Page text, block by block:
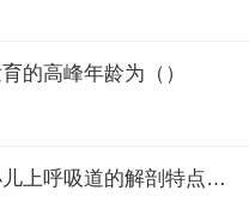
的高峰年龄为（）
[单选,A1型题] 下列哪项不是小儿上呼吸道的解剖特点（）